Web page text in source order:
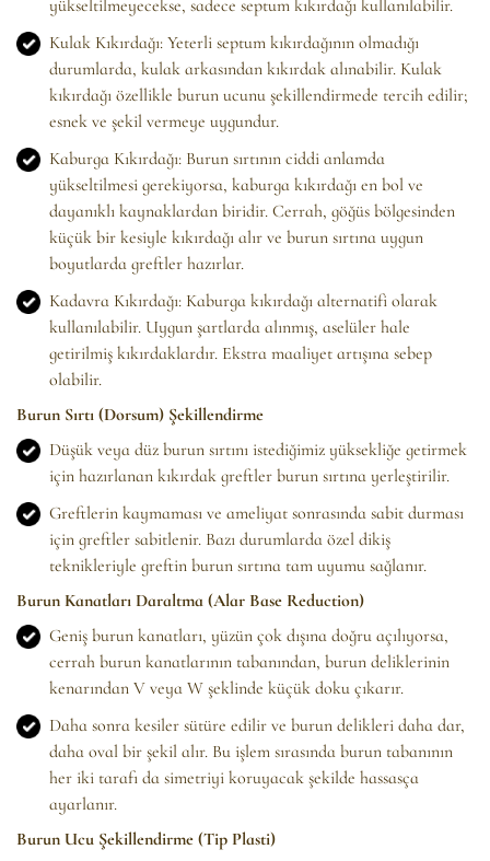
yükseltilmeyecekse, sadece septum kıkırdağı kullanılabilir.
Kulak Kıkırdağı: Yeterli septum kıkırdağının olmadığı
durumlarda, kulak arkasından kıkırdak alınabilir. Kulak
kıkırdağı özellikle burun ucunu şekillendirmede tercih edilir;
esnek ve şekil vermeye uygundur.
Kaburga Kıkırdağı: Burun sırtının ciddi anlamda
yükseltilmesi gerekiyorsa, kaburga kıkırdağı en bol ve
dayanıklı kaynaklardan biridir. Cerrah, göğüs bölgesinden
küçük bir kesiyle kıkırdağı alır ve burun sırtına uygun
boyutlarda greftler hazırlar.
Kadavra Kıkırdağı: Kaburga kıkırdağı alternatifi olarak
kullanılabilir. Uygun şartlarda alınmış, aselüler hale
getirilmiş kıkırdaklardır. Ekstra maaliyet artışına sebep
olabilir.
Burun Sırtı (Dorsum) Şekillendirme
Düşük veya düz burun sırtını istediğimiz yüksekliğe getirmek
için hazırlanan kıkırdak greftler burun sırtına yerleştirilir.
Greftlerin kaymaması ve ameliyat sonrasında sabit durması
için greftler sabitlenir. Bazı durumlarda özel dikiş
teknikleriyle greftin burun sırtına tam uyumu sağlanır.
Burun Kanatları Daraltma (Alar Base Reduction)
Geniş burun kanatları, yüzün çok dışına doğru açılıyorsa,
cerrah burun kanatlarının tabanından, burun deliklerinin
kenarından V veya W şeklinde küçük doku çıkarır.
Daha sonra kesiler sütüre edilir ve burun delikleri daha dar,
daha oval bir şekil alır. Bu işlem sırasında burun tabanının
her iki tarafı da simetriyi koruyacak şekilde hassasça
ayarlanır.
Burun Ucu Şekillendirme (Tip Plasti)